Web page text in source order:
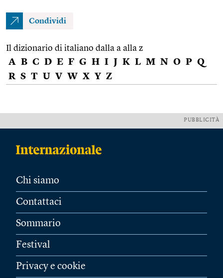
Condividi
Il dizionario di italiano dalla a alla z
A B C D E F G H I J K L M N O P Q
R S T U V W X Y Z
PUBBLICITÀ
Chi siamo
Contattaci
Sommario
Festival
Privacy e cookie